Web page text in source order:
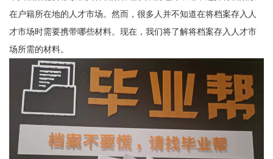
在户籍所在地的人才市场。然而，很多人并不知道在将档案存入人
才市场时需要携带哪些材料。 现在，我们将了解将档案存入人才市
场所需的材料。